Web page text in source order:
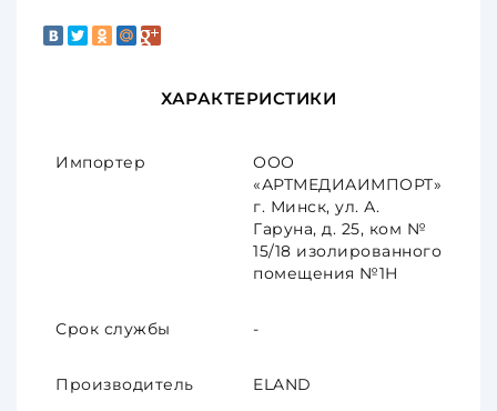
ХАРАКТЕРИСТИКИ
Импортер
ООО
«АРТМЕДИАИМПОРТ»
г. Минск, ул. А.
Гаруна, д. 25, ком №
15/18 изолированного
помещения №1Н
Срок службы -
Производитель ELAND